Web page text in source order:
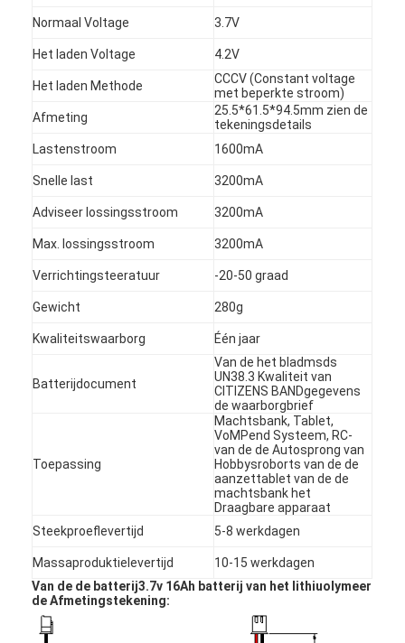
Huis
Producten
Ongeveer ons
Normaal Voltage 3.7V
Het laden Voltage 4.2V
Het laden Methode
CCCV (Constant voltage
met beperkte stroom)
Afmeting
25.5*61.5*94.5mm zien de
tekeningsdetails
Lastenstroom
1600mA
Snelle last 3200mA
Adviseer lossingsstroom 3200mA
Max. lossingsstroom 3200mA
Verrichtingsteeratuur -20-50 graad
Gewicht 280g
Kwaliteitswaarborg Één jaar
Batterijdocument
Van de het bladmsds
UN38.3 Kwaliteit van
CITIZENS BANDgegevens
de waarborgbrief
Toepassing
Machtsbank, Tablet,
VoMPend Systeem, RC-
van de de Autosprong van
Hobbysroborts van de de
aanzettablet van de de
machtsbank het
Draagbare apparaat
Steekproeflevertijd
5-8 werkdagen
Massaproduktielevertijd
10-15 werkdagen
Van de de batterij3.7v 16Ah batterij van het lithiuolymeer
de Afmetingstekening: